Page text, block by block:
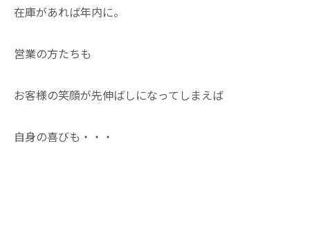
在庫があれば年内に。
営業の方たちも
お客様の笑顔が先伸ばしになってしまえば
自身の喜びも・・・